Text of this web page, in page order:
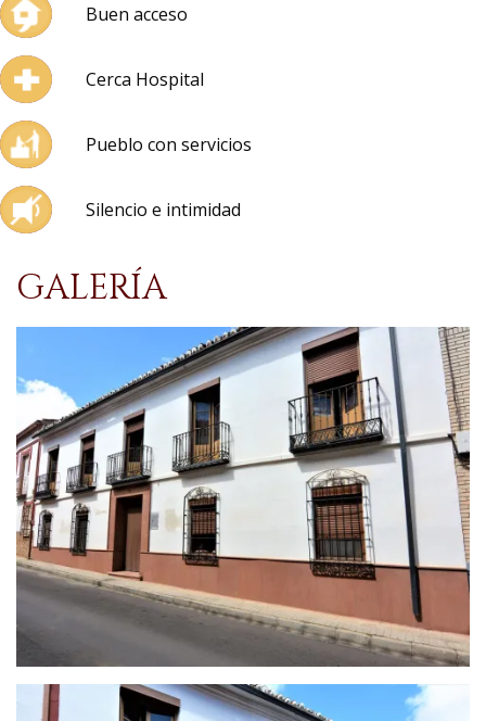
Buen acceso
Cerca Hospital
Pueblo con servicios
Silencio e intimidad
GALERÍA